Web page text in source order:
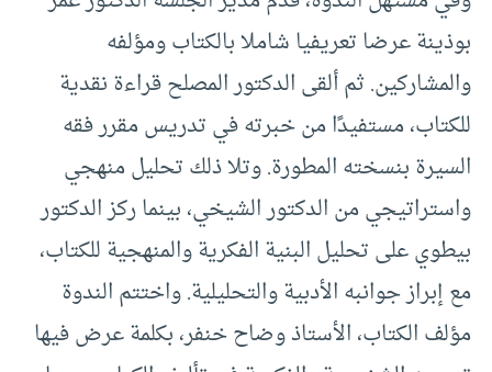
بوذينة عرضا تعريفيا شاملا بالكتاب ومؤلفه
والمشاركين. ثم ألقى الدكتور المصلح قراءة نقدية
للكتاب، مستفيدًا من خبرته في تدريس مقرر فقه
السيرة بنسخته المطورة. وتلا ذلك تحليل منهجي
واستراتيجي من الدكتور الشيخي، بينما ركز الدكتور
بيطوي على تحليل البنية الفكرية والمنهجية للكتاب،
مع إبراز جوانبه الأدبية والتحليلية. واختتم الندوة
مؤلف الكتاب، الأستاذ وضاح خنفر، بكلمة عرض فيها